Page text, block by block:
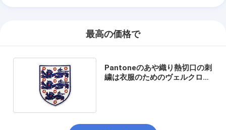
最高の価格で
Pantoneのあや織り熱切口の刺
繍は衣服のためのヴェルクロ裏